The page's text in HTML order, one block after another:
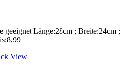
geeignet Länge:28cm ; Breite:24cm ;
View